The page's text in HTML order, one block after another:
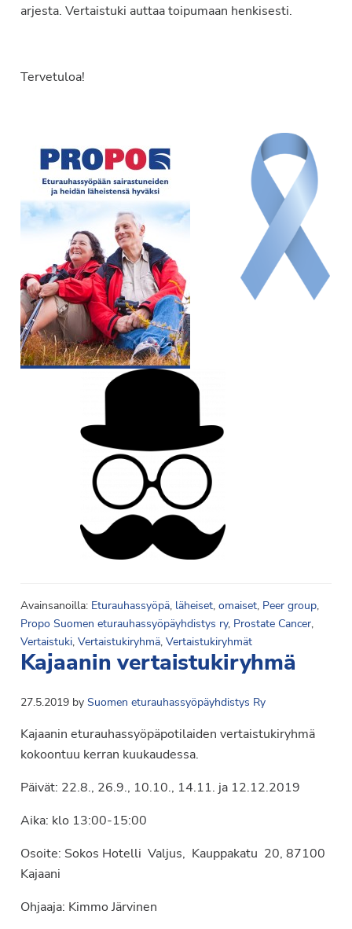
arjesta. Vertaistuki auttaa toipumaan henkisesti.
Tervetuloa!
Avainsanoilla: Eturauhassyöpä, läheiset, omaiset, Peer group,
Propo Suomen eturauhassyöpäyhdistys ry, Prostate Cancer,
Vertaistuki, Vertaistukiryhmä, Vertaistukiryhmät
Kajaanin vertaistukiryhmä
27.5.2019by Suomen eturauhassyöpäyhdistys Ry
Kajaanin eturauhassyöpäpotilaiden vertaistukiryhmä
kokoontuu kerran kuukaudessa.
Päivät: 22.8., 26.9., 10.10., 14.11. ja 12.12.2019
Aika: klo 13:00-15:00
Osoite: Sokos Hotelli Valjus, Kauppakatu 20, 87100
Kajaani
Ohjaaja: Kimmo Järvinen